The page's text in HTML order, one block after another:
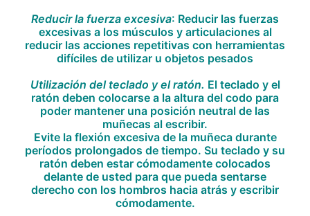
Reducir la fuerza excesiva: Reducir las fuerzas
excesivas a los músculos y articulaciones al
reducir las acciones repetitivas con herramientas
difíciles de utilizar u objetos pesados
Utilización del teclado y el ratón. El teclado y el
ratón deben colocarse a la altura del codo para
poder mantener una posición neutral de las
muñecas al escribir.
Evite la flexión excesiva de la muñeca durante
períodos prolongados de tiempo. Su teclado y su
ratón deben estar cómodamente colocados
delante de usted para que pueda sentarse
derecho con los hombros hacia atrás y escribir
cómodamente.